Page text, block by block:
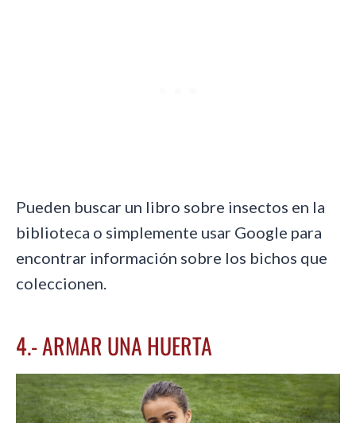
Pueden buscar un libro sobre insectos en la
biblioteca o simplemente usar Google para
encontrar información sobre los bichos que
coleccionen.
4.- ARMAR UNA HUERTA